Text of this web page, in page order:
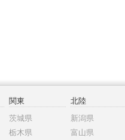
関東
茨城県
栃木県
北陸
新潟県
富山県